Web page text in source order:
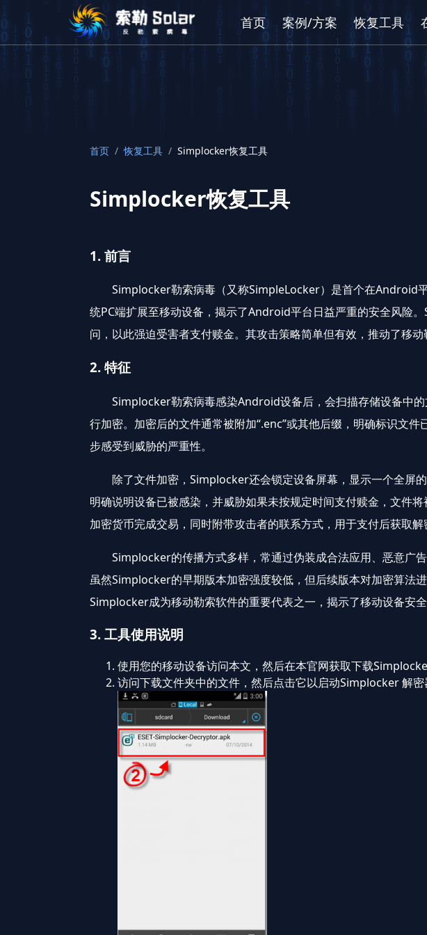
首页 案例/方案 恢复工具
首页 / 恢复工具 / Simplocker恢复工具
Simplocker恢复工具
1. 前言
Simplocker勒索病毒（又称SimpleLocker）是首个在Android平
统PC端扩展至移动设备，揭示了Android平台日益严重的安全风险
问，以此强迫受害者支付赎金。其攻击策略简单但有效，推动了移
2. 特征
Simplocker勒索病毒感染Android设备后，会扫描存储设备中的
行加密。加密后的文件通常被附加“.enc”或其他后缀，明确标识文
步感受到威胁的严重性。
除了文件加密，Simplocker还会锁定设备屏幕，显示一个全屏的
明确说明设备已被感染，并威胁如果未按规定时间支付赎金，文件
加密货币完成交易，同时附带攻击者的联系方式，用于支付后获取解
Simplocker的传播方式多样，常通过伪装成合法应用、恶意广告
虽然Simplocker的早期版本加密强度较低，但后续版本对加密算法
Simplocker成为移动勒索软件的重要代表之一，揭示了移动设备安全
3. 工具使用说明
使用您的移动设备访问本文，然后在本官网获取下载
访问下载文件夹中的文件，然后点击它以启动Simplocker 解密